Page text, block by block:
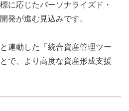
に応じたパーソナライズド・
発が進む見込みです。
連動した「統合資産管理ツー
で、より高度な資産形成支援